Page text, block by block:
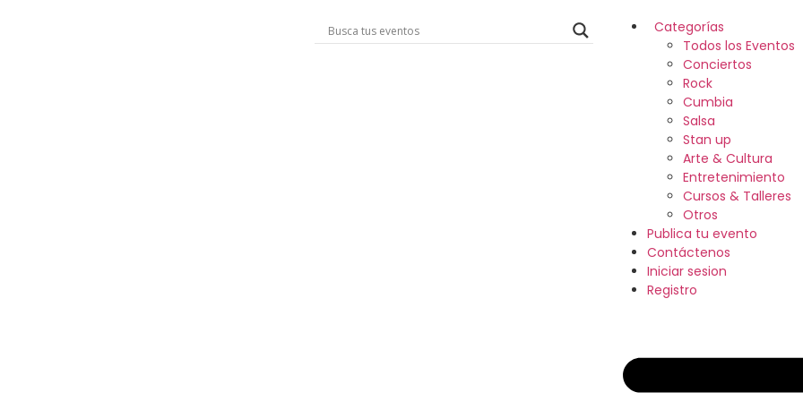
Categorías
Todos los Eventos
Conciertos
Rock
Cumbia
Salsa
Stan up
Arte & Cultura
Entretenimiento
Cursos & Talleres
Otros
Publica tu evento
Contáctenos
Iniciar sesion
Registro